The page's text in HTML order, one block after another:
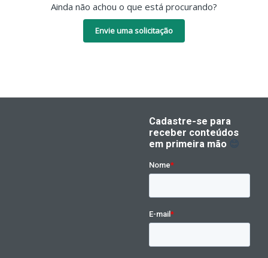
Ainda não achou o que está procurando?
Envie uma solicitação